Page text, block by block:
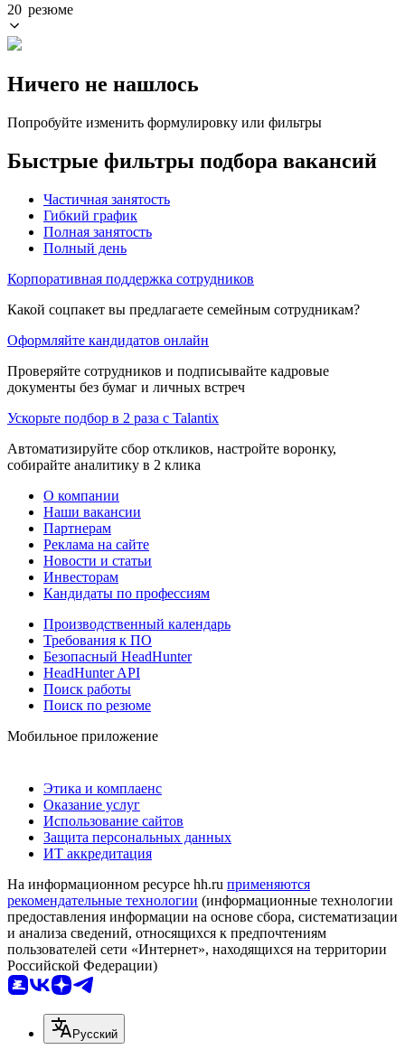
20 резюме
Ничего не нашлось
Попробуйте изменить формулировку или фильтры
Быстрые фильтры подбора вакансий
Частичная занятость
Гибкий график
Полная занятость
Полный день
Корпоративная поддержка сотрудников
Какой соцпакет вы предлагаете семейным сотрудникам?
Оформляйте кандидатов онлайн
Проверяйте сотрудников и подписывайте кадровые
документы без бумаг и личных встреч
Ускорьте подбор в 2 раза с Talantix
Автоматизируйте сбор откликов, настройте воронку,
собирайте аналитику в 2 клика
О компании
Наши вакансии
Партнерам
Реклама на сайте
Новости и статьи
Инвесторам
Кандидаты по профессиям
Производственный календарь
Требования к ПО
Безопасный HeadHunter
HeadHunter API
Поиск работы
Поиск по резюме
Мобильное приложение
Этика и комплаенс
Оказание услуг
Использование сайтов
Защита персональных данных
ИТ аккредитация
На информационном ресурсе hh.ru применяются
рекомендательные технологии (информационные технологии
предоставления информации на основе сбора, систематизации
и анализа сведений, относящихся к предпочтениям
пользователей сети «Интернет», находящихся на территории
Российской Федерации)
Русский